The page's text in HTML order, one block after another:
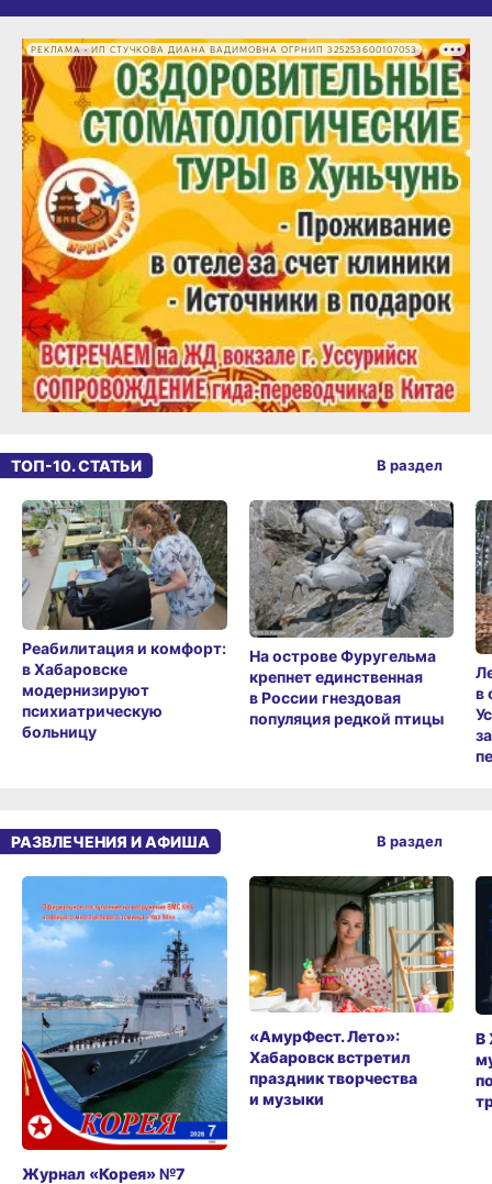
РЕКЛАМА • ИП СТУЧКОВА ДИАНА ВАДИМОВНА ОГРНИП 325253600107053
ТОП-10. СТАТЬИ
Реабилитация и комфорт:
в Хабаровске
модернизируют
психиатрическую
больницу
На острове Фуругельма
крепнет единственная
в России гнездовая
популяция редкой птицы
в
В раздел
РАЗВЛЕЧЕНИЯ И АФИША
Журнал «Корея» №7
«АмурФест. Лето»:
Хабаровск встретил
праздник творчества
и музыки
В
В раздел